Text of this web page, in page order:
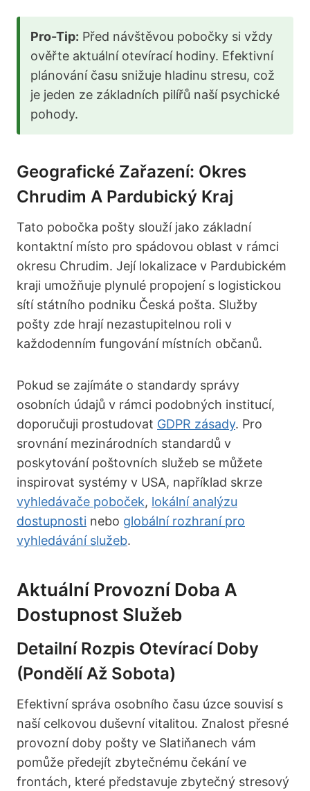
Pro-Tip: Před návštěvou pobočky si vždy
ověřte aktuální otevírací hodiny. Efektivní
plánování času snižuje hladinu stresu, což
je jeden ze základních pilířů naší psychické
pohody.
Geografické Zařazení: Okres
Chrudim A Pardubický Kraj
Tato pobočka pošty slouží jako základní
kontaktní místo pro spádovou oblast v rámci
okresu Chrudim. Její lokalizace v Pardubickém
kraji umožňuje plynulé propojení s logistickou
sítí státního podniku Česká pošta. Služby
pošty zde hrají nezastupitelnou roli v
každodenním fungování místních občanů.
Pokud se zajímáte o standardy správy
osobních údajů v rámci podobných institucí,
doporučuji prostudovat GDPR zásady. Pro
srovnání mezinárodních standardů v
poskytování poštovních služeb se můžete
inspirovat systémy v USA, například skrze
vyhledávače poboček, lokální analýzu
dostupnosti nebo globální rozhraní pro
vyhledávání služeb.
Aktuální Provozní Doba A
Dostupnost Služeb
Detailní Rozpis Otevírací Doby
(pondělí Až Sobota)
Efektivní správa osobního času úzce souvisí s
naší celkovou duševní vitalitou. Znalost přesné
provozní doby pošty ve Slatiňanech vám
pomůže předejít zbytečnému čekání ve
frontách, které představuje zbytečný stresový